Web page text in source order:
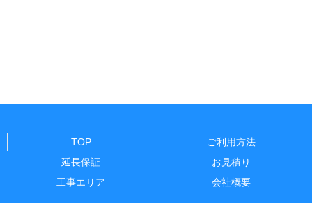
TOP
ご利用方法
延長保証
お見積り
工事エリア
会社概要